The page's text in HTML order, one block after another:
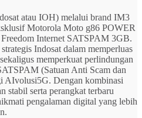
atau IOH) melalui brand IM3
Motorola Moto g86 POWER
Internet SATSPAM 3GB.
Indosat dalam memperluas
memperkuat perlindungan
(Satuan Anti Scam dan
AIvolusi5G. Dengan kombinasi
stabil serta perangkat terbaru
pengalaman digital yang lebih